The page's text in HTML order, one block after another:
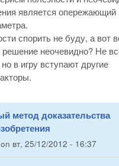
является опережающий
спорить не буду, а вот
решение неочевидно? Не
в игру вступают другие
метод доказательства
on вт, 25/12/2012 - 16:37